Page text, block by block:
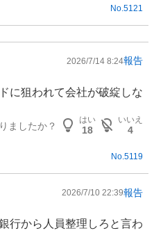
No. 5121
2026/7/14 8:24報告
に狙われて会社が破綻しな
ましたか？
はい
18
いいえ
4
No.5119
2026/7/10 22:39報告
行から人員整理しろと言わ